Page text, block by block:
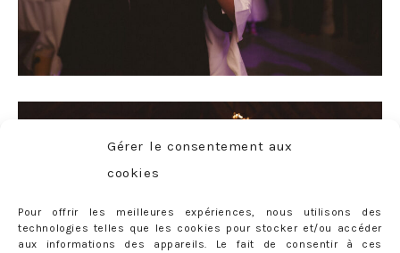
Gérer le consentement aux
cookies
Pour offrir les meilleures expériences, nous utilisons des
technologies telles que les cookies pour stocker et/ou accéder
aux informations des appareils. Le fait de consentir à ces